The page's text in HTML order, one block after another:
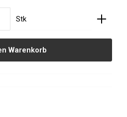
den gewünschten Wert ein
Stk
Warenkorb